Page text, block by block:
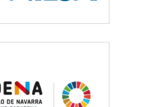
SODENA